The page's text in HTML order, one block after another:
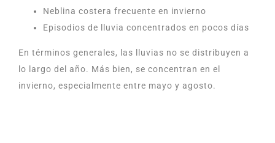
Neblina costera frecuente en invierno
Episodios de lluvia concentrados en pocos días
En términos generales, las lluvias no se distribuyen a
lo largo del año. Más bien, se concentran en el
invierno, especialmente entre mayo y agosto.